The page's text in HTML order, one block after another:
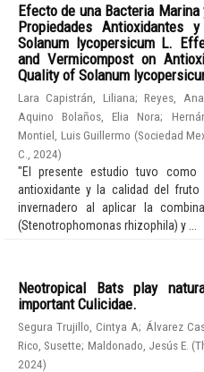
Efecto de una Bacteria
Propiedades
Solanum lycopersicum L.
and Vermicompost on
Quality of Solanum
Lara Capistrán, Liliana;Reyes,
Aquino Bolaños, Elia Nora;
Montiel, Luis Guillermo (Sociedad
C.
2024)
"El presente estudio tuvo como
antioxidante y la calidad del
invernadero al aplicar la
(Stenotrophomonas rhizophila) y ...
Neotropical Bats play
important Culicidae.
Segura Trujillo, Cintya A; Álvarez
Rico, Susette; Maldonado, Jesús E. (
2024)